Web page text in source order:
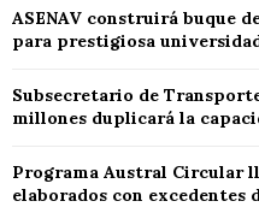
ASENAV construirá buque
para prestigiosa
Subsecretario de
millones duplicará la
Programa Austral Circular
elaborados con excedentes